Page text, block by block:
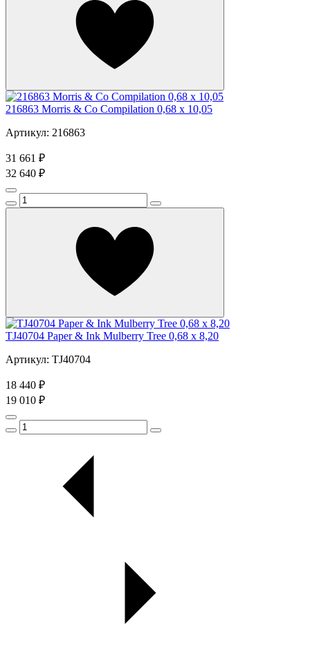
216863 Morris & Co Compilation 0,68 x 10,05
Артикул: 216863
31 661 ₽
32 640 ₽
TJ40704 Paper & Ink Mulberry Tree 0,68 x 8,20
Артикул: TJ40704
18 440 ₽
19 010 ₽